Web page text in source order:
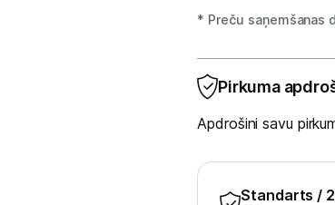
Portatīvie datori un piederumi
* Preču saņemšanas
Pirkuma
Apdrošini savu
Standarts /